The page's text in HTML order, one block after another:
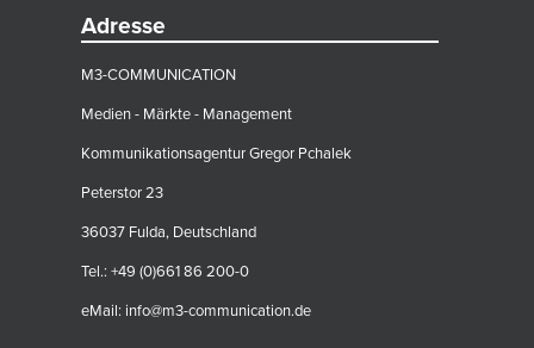
Adresse
M3-COMMUNICATION
Medien - Märkte - Management
Kommunikationsagentur Gregor Pchalek
Peterstor 23
36037 Fulda, Deutschland
Tel.: +49 (0)661 86 200-0
eMail: info@m3-communication.de